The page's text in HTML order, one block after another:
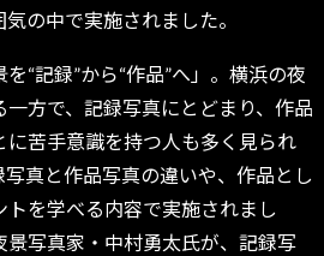
の中で実施されました。
“記録”から“作品”へ」。横浜の夜
方で、記録写真にとどまり、作品
に苦手意識を持つ人も多く見られ
写真と作品写真の違いや、作品とし
を学べる内容で実施されまし
景写真家・中村勇太氏が、記録写